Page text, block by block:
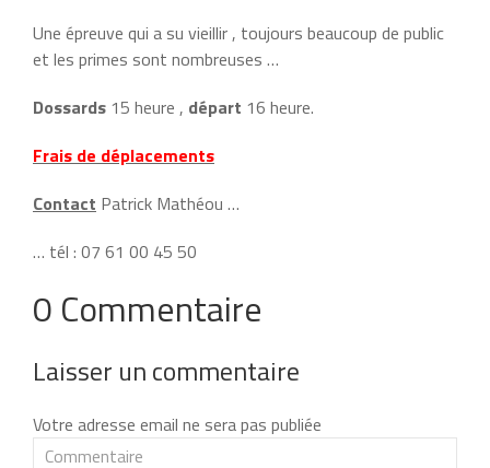
Une épreuve qui a su vieillir , toujours beaucoup de public
et les primes sont nombreuses …
Dossards 15 heure , départ 16 heure.
Frais de déplacements
Contact Patrick Mathéou …
… tél : 07 61 00 45 50
0 Commentaire
Laisser un commentaire
Votre adresse email ne sera pas publiée